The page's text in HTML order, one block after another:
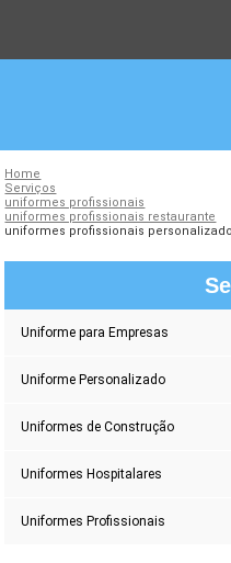
Home
Serviços
uniformes profissionais
uniformes profissionais restaurante
uniformes profissionais
Uniforme para Empresas
Uniforme Personalizado
Uniformes de Construção
Uniformes Hospitalares
Uniformes Profissionais